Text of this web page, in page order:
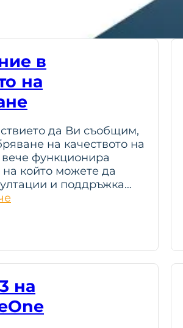
в
на
да Ви съобщим,
на качеството на
функционира
който можете да
и поддръжка…
на